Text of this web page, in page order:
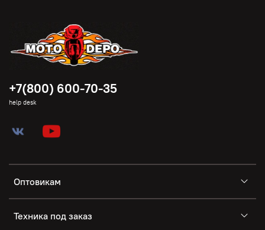
Оптовикам
Техника под заказ
+7(800) 600-70-35
help desk